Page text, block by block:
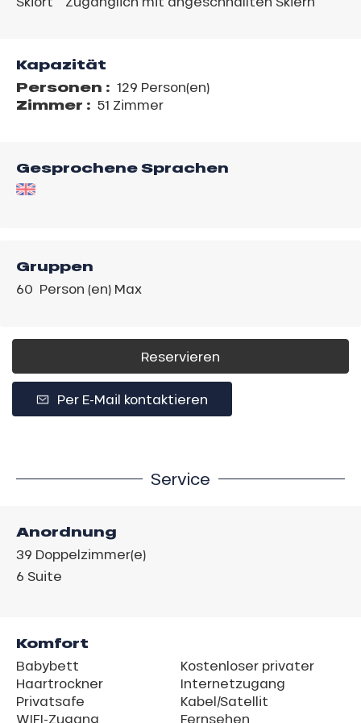
Kapazität
Personen : 129 Person(en)
Zimmer : 51 Zimmer
Gesprochene Sprachen
Gruppen
60 Person (en) Max
Reservieren
Per E-Mail kontaktieren
Service
Anordnung
39 Doppelzimmer(e)
6 Suite
Komfort
Babybett
Haartrockner
Privatsafe
WIFI-Zugang
Kostenloser privater
Internetzugang
Kabel/Satellit
Fernsehen